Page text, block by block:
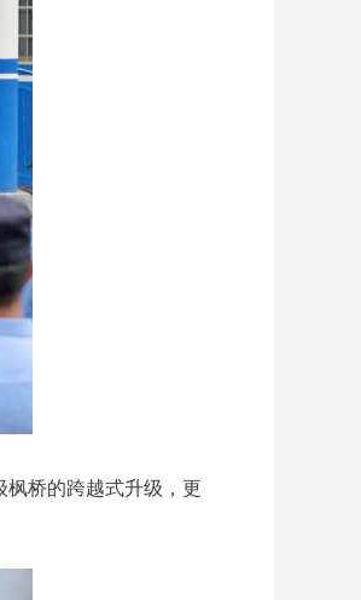
桥的跨越式升级，更